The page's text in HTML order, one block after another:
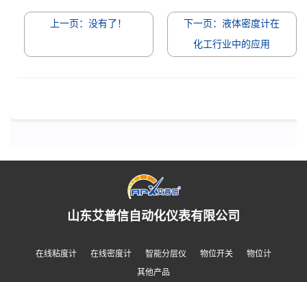
上一页：没有了！
下一页：液体密度计在
化工行业中的应用
山东艾普信自动化仪表有限公司
在线粘度计 在线密度计 智能分层仪 物位开关
物位计
其他产品